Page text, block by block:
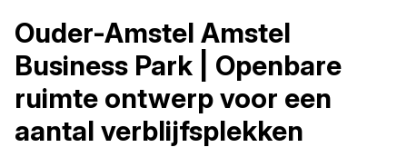
Ouder-Amstel Amstel
Business Park | Openbare
ruimte ontwerp voor een
aantal verblijfsplekken